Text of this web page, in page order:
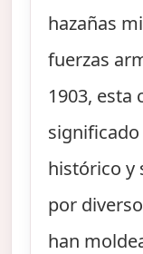
hazañas
fuerzas
1903, esta
histórico y
por
han